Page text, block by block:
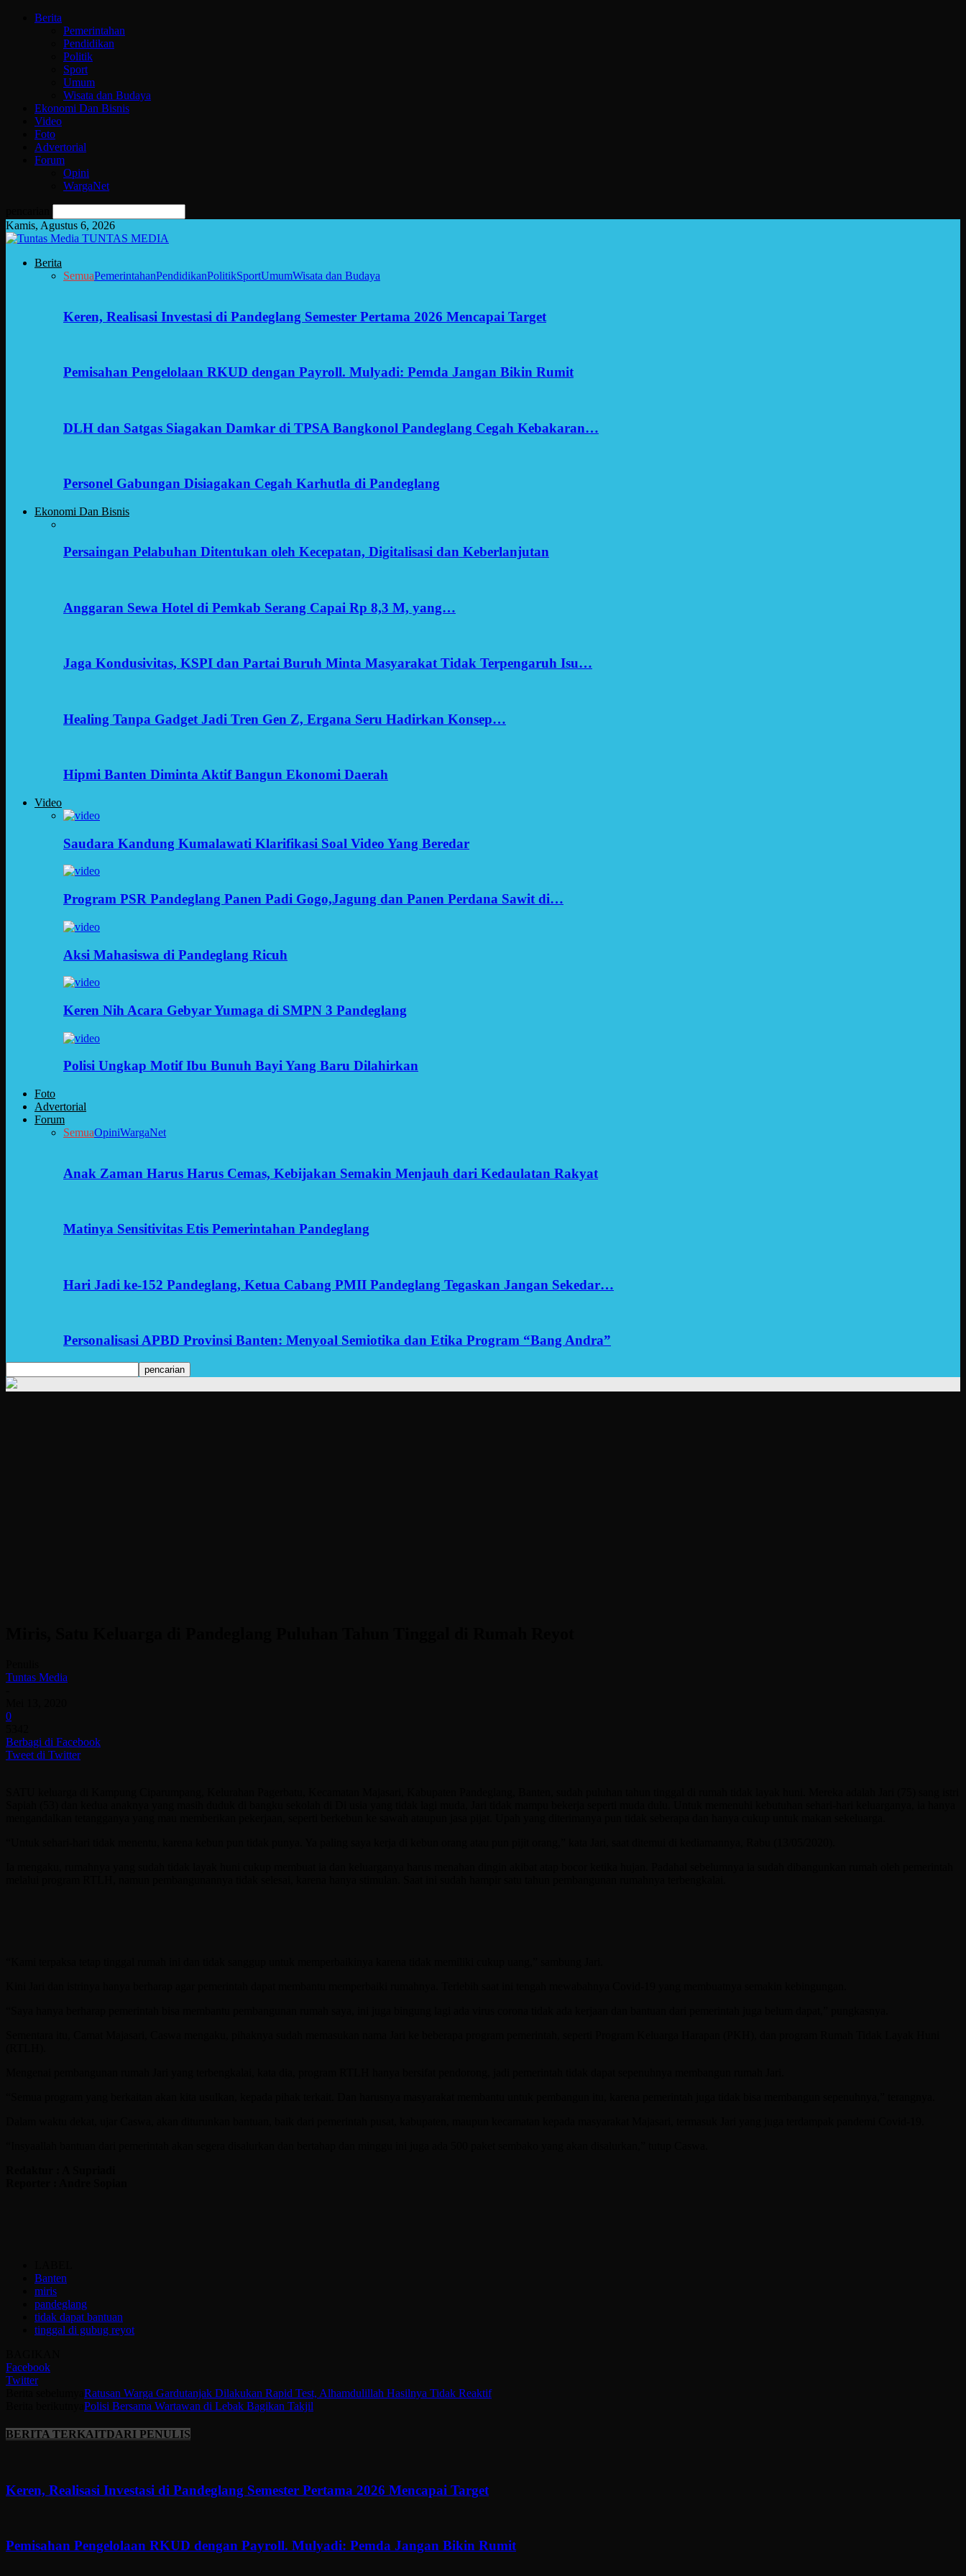
Berita
Pemerintahan
Pendidikan
Politik
Sport
Umum
Wisata dan Budaya
Ekonomi Dan Bisnis
Video
Foto
Advertorial
Forum
Opini
WargaNet
Kamis, Agustus 6, 2026
TUNTAS MEDIA
Berita
SemuaPemerintahanPendidikanPolitikSportUmumWisata dan Budaya
Keren, Realisasi Investasi di Pandeglang Semester Pertama 2026 Mencapai Target
Pemisahan Pengelolaan RKUD dengan Payroll. Mulyadi: Pemda Jangan Bikin Rumit
DLH dan Satgas Siagakan Damkar di TPSA Bangkonol Pandeglang Cegah Kebakaran…
Personel Gabungan Disiagakan Cegah Karhutla di Pandeglang
Ekonomi Dan Bisnis
Persaingan Pelabuhan Ditentukan oleh Kecepatan, Digitalisasi dan Keberlanjutan
Anggaran Sewa Hotel di Pemkab Serang Capai Rp 8,3 M, yang…
Jaga Kondusivitas, KSPI dan Partai Buruh Minta Masyarakat Tidak Terpengaruh Isu…
Healing Tanpa Gadget Jadi Tren Gen Z, Ergana Seru Hadirkan Konsep…
Hipmi Banten Diminta Aktif Bangun Ekonomi Daerah
Video
Saudara Kandung Kumalawati Klarifikasi Soal Video Yang Beredar
Program PSR Pandeglang Panen Padi Gogo,Jagung dan Panen Perdana Sawit di…
Aksi Mahasiswa di Pandeglang Ricuh
Keren Nih Acara Gebyar Yumaga di SMPN 3 Pandeglang
Polisi Ungkap Motif Ibu Bunuh Bayi Yang Baru Dilahirkan
Foto
Advertorial
Forum
SemuaOpiniWargaNet
Anak Zaman Harus Harus Cemas, Kebijakan Semakin Menjauh dari Kedaulatan Rakyat
Matinya Sensitivitas Etis Pemerintahan Pandeglang
Hari Jadi ke-152 Pandeglang, Ketua Cabang PMII Pandeglang Tegaskan Jangan Sekedar…
Personalisasi APBD Provinsi Banten: Menyoal Semiotika dan Etika Program “Bang Andra”
Tuntas Media
0
Berbagi di Facebook
Tweet di Twitter
Banten
miris
pandeglang
tidak dapat bantuan
tinggal di gubug reyot
Facebook
Twitter
Ratusan Warga Gardutanjak Dilakukan Rapid Test, Alhamdulillah Hasilnya Tidak Reaktif
Polisi Bersama Wartawan di Lebak Bagikan Takjil
BERITA TERKAITDARI PENULIS
Keren, Realisasi Investasi di Pandeglang Semester Pertama 2026 Mencapai Target
Pemisahan Pengelolaan RKUD dengan Payroll. Mulyadi: Pemda Jangan Bikin Rumit